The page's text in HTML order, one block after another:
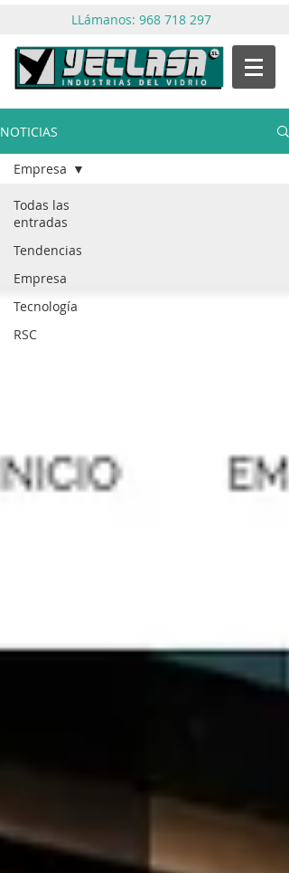
LLámanos: 968 718 297
NOTICIAS
Todas las
entradas
Tendencias
Empresa
Tecnología
RSC
Empresa